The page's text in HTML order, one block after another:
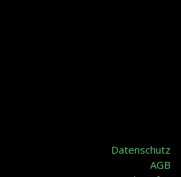
Datenschutz
AGB